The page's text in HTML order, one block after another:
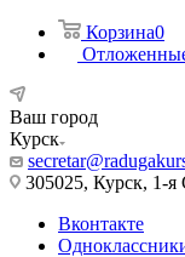
Корзина0
Ваш город
Курск
305025, Курск, 1-я
Вконтакте